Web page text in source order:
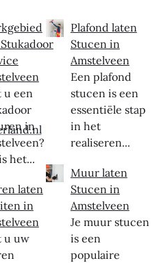
u een
in
het...
laten
in
u uw
Plafond laten
Stucen in
Amstelveen
Een plafond
stucen is een
essentiële stap
in het
realiseren...
Muur laten
Stucen in
Amstelveen
Je muur stucen
is een
populaire